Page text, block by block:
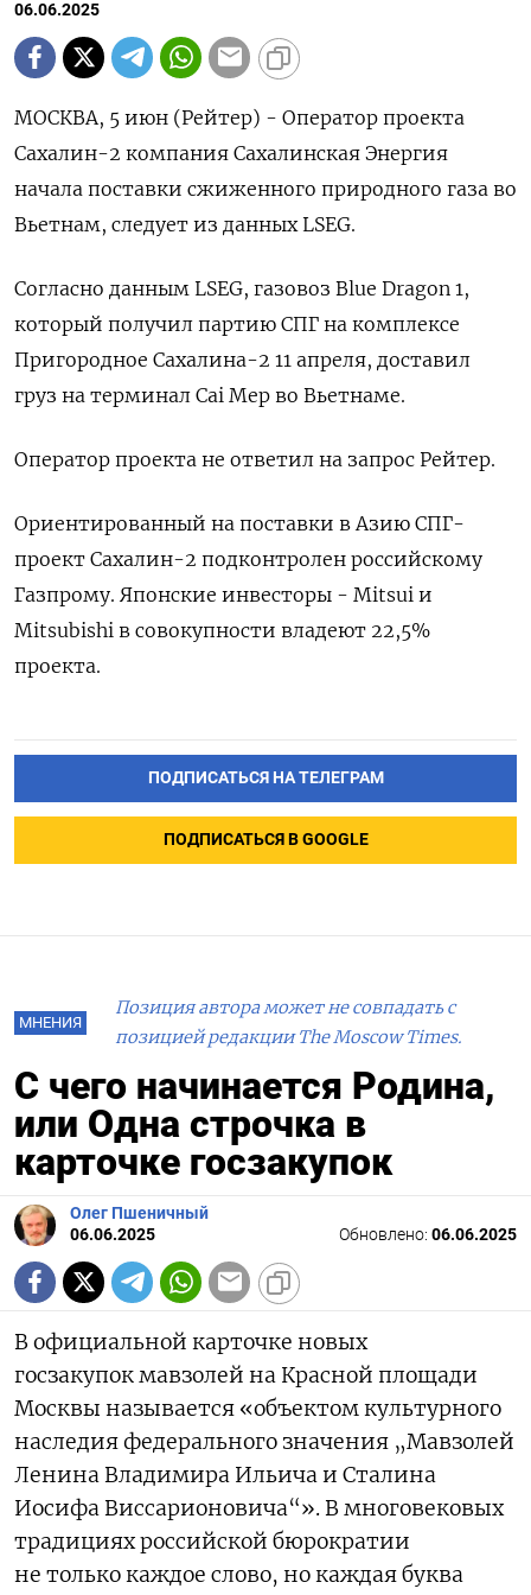
06.06.2025
МОСКВА, 5 июн (Рейтер) - Оператор проекта
Сахалин-2 компания Сахалинская Энергия
начала поставки сжиженного природного газа во
Вьетнам, следует из данных LSEG.
Согласно данным LSEG, газовоз Blue Dragon 1,
который получил партию СПГ на комплексе
Пригородное Сахалина-2 11 апреля, доставил
груз на терминал Cai Mep во Вьетнаме.
Оператор проекта не ответил на запрос Рейтер.
Ориентированный на поставки в Азию СПГ-
проект Сахалин-2 подконтролен российскому
Газпрому. Японские инвесторы - Mitsui и
Mitsubishi в совокупности владеют 22,5%
проекта.
ПОДПИСАТЬСЯ НА ТЕЛЕГРАМ
ПОДПИСАТЬСЯ В GOOGLE
МНЕНИЯ
Позиция автора может не совпадать с
позицией редакции The Moscow Times.
С чего начинается Родина,
или Одна строчка в
карточке госзакупок
Олег Пшеничный
06.06.2025
Обновлено: 06.06.2025
В официальной карточке новых
госзакупок мавзолей на Красной площади
Москвы называется «объектом культурного
наследия федерального значения „Мавзолей
Ленина Владимира Ильича и Сталина
Иосифа Виссарионовича“». В многовековых
традициях российской бюрократии
не только каждое слово, но каждая буква